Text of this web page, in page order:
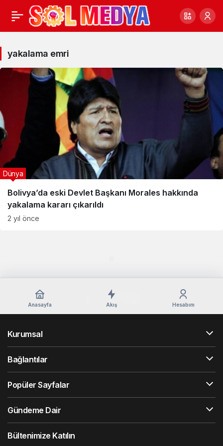
yakalama
emri
Haberleri
yakalama emri
Bolivya’da eski Devlet Başkanı Morales hakkında
yakalama kararı çıkarıldı
Dünya
2 yıl önce
Anasayfa Akış Hesabım
Kurumsal
Bağlantılar
Popüler Sayfalar
Gündeme Dair
Bültenimize Katılın